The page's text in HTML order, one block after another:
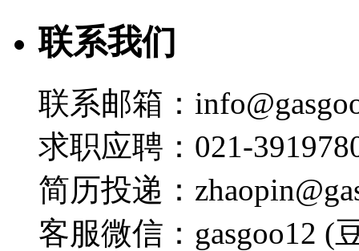
联系我们
联系邮箱：
求职应聘：021-
简历投递：
客服微信：gasgoo12 (